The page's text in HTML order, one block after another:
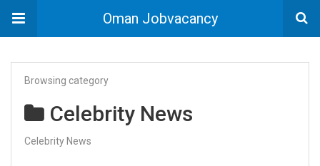
Oman Jobvacancy
Browsing category
Celebrity News
Celebrity News